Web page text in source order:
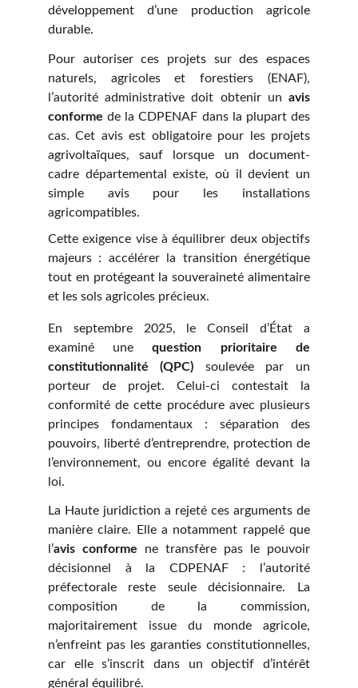
développement d’une production agricole
durable.
Pour autoriser ces projets sur des espaces
naturels, agricoles et forestiers (ENAF),
l’autorité administrative doit obtenir un avis
conforme de la CDPENAF dans la plupart des
cas. Cet avis est obligatoire pour les projets
agrivoltaïques, sauf lorsque un document-
cadre départemental existe, où il devient un
simple avis pour les installations
agricompatibles.
Cette exigence vise à équilibrer deux objectifs
majeurs : accélérer la transition énergétique
tout en protégeant la souveraineté alimentaire
et les sols agricoles précieux.
En septembre 2025, le Conseil d’État a
examiné unequestion prioritaire de
constitutionnalité (QPC) soulevée par un
porteur de projet. Celui-ci contestait la
conformité de cette procédure avec plusieurs
principes fondamentaux : séparation des
pouvoirs, liberté d’entreprendre, protection de
l’environnement, ou encore égalité devant la
loi.
La Haute juridiction a rejeté ces arguments de
manière claire. Elle a notamment rappelé que
l’avis conforme ne transfère pas le pouvoir
décisionnel à la CDPENAF : l’autorité
préfectorale reste seule décisionnaire. La
composition de la commission,
majoritairement issue du monde agricole,
n’enfreint pas les garanties constitutionnelles,
car elle s’inscrit dans un objectif d’intérêt
général équilibré.